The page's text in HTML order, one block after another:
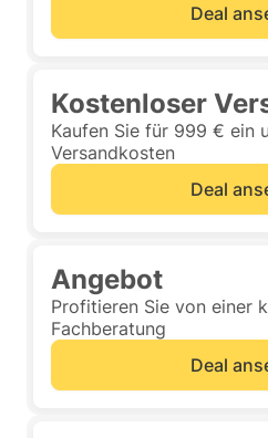
Deal
Kostenloser
Kaufen Sie für 999 € ein
Versandkosten
Deal
Angebot
Profitieren Sie von einer
Fachberatung
Deal